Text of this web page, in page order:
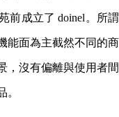
前成立了 doinel。所謂
能面為主截然不同的商
，沒有偏離與使用者間
。